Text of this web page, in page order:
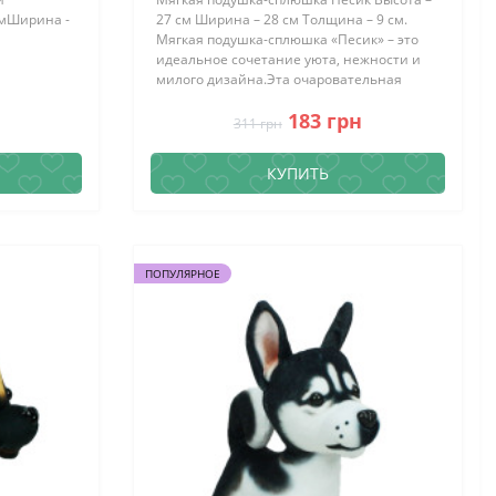
-
Скай
27 см Ширина – 28 см Толщина – 9 см.
Мягкая подушка-сплюшка «Песик» – это
идеальное сочетание уюта, нежности и
милого дизайна.Эта очаровательная
311 грн 183 грн
КУПИТЬ
ПОПУЛЯРНОЕ